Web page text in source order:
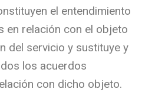
el entendimiento
en relación con el objeto
del servicio y sustituye y
los acuerdos
con dicho objeto.